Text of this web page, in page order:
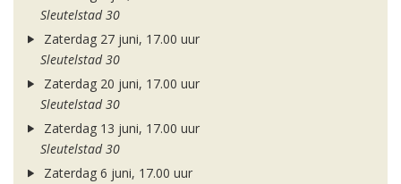
Sleutelstad 30
Zaterdag 27 juni, 17.00 uur
Sleutelstad 30
Zaterdag 20 juni, 17.00 uur
Sleutelstad 30
Zaterdag 13 juni, 17.00 uur
Sleutelstad 30
Zaterdag 6 juni, 17.00 uur